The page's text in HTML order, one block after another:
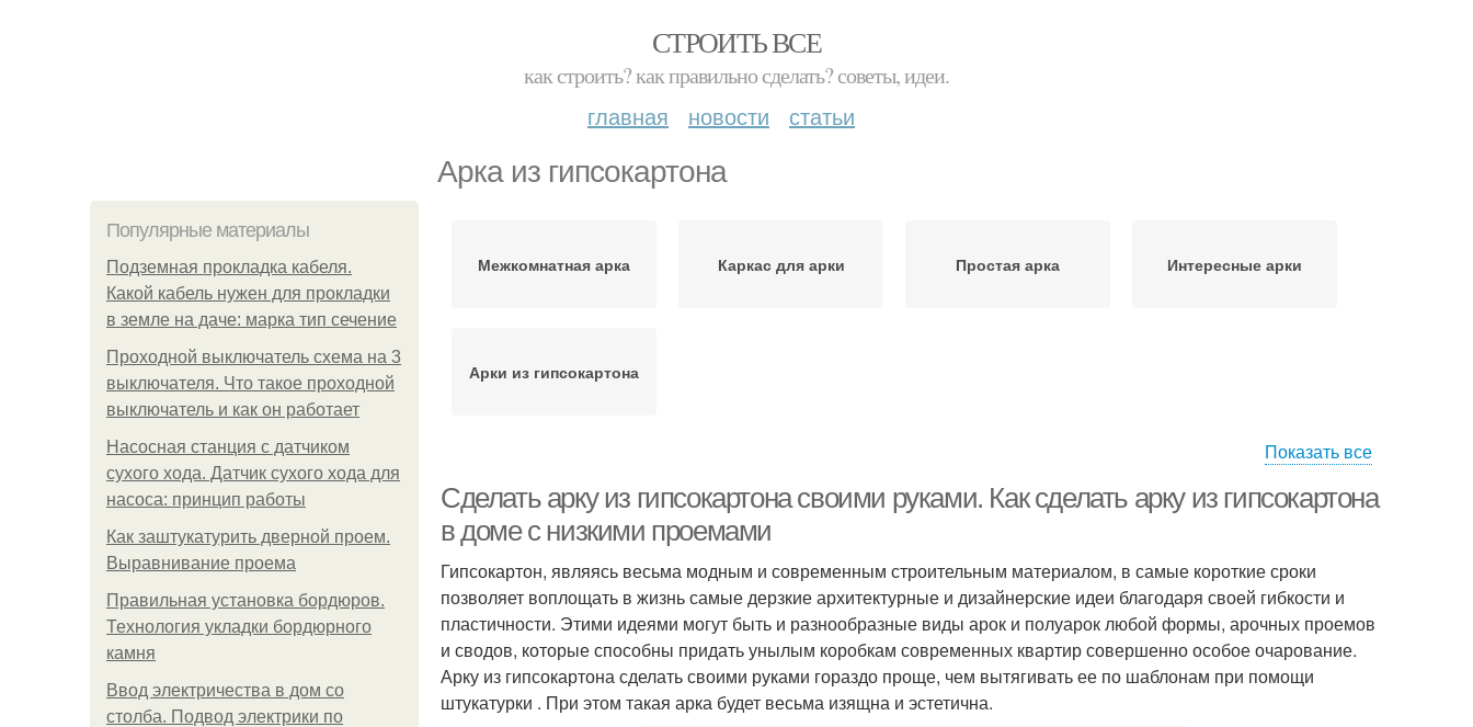
СТРОИТЬ ВСЕ
как строить? как правильно сделать? советы, идеи.
главная новости статьи
Арка из гипсокартона
Популярные материалы
Подземная прокладка кабеля.
Какой кабель нужен для прокладки
в земле на даче: марка тип сечение
Проходной выключатель схема на 3
выключателя. Что такое проходной
выключатель и как он работает
Насосная станция с датчиком
сухого хода. Датчик сухого хода для
насоса: принцип работы
Как заштукатурить дверной проем.
Выравнивание проема
Правильная установка бордюров.
Технология укладки бордюрного
камня
Ввод электричества в дом со
столба. Подвод электрики по
Межкомнатная арка Каркас для арки Простая арка Интересные арки
Арки из гипсокартона
Показать все
Сделать арку из гипсокартона своими руками. Как сделать арку из гипсокартона
в доме с низкими проемами
Гипсокартон, являясь весьма модным и современным строительным материалом, в самые короткие сроки
позволяет воплощать в жизнь самые дерзкие архитектурные и дизайнерские идеи благодаря своей гибкости и
пластичности. Этими идеями могут быть и разнообразные виды арок и полуарок любой формы, арочных проемов
и сводов, которые способны придать унылым коробкам современных квартир совершенно особое очарование.
Арку из гипсокартона сделать своими руками гораздо проще, чем вытягивать ее по шаблонам при помощи
штукатурки . При этом такая арка будет весьма изящна и эстетична.